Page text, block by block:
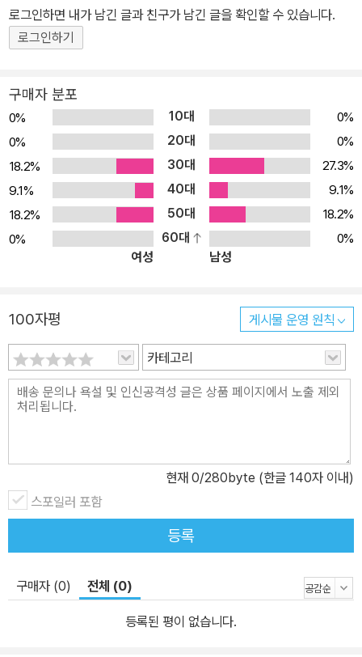
신약 전권이 전자책으로 출간되었다. BST는 “성경이 오늘 우리에게
말씀한다”(Bible Speaks Today)라는 그 이름처럼, 성경에 대한 신
실한 학문적 연구 결과들에 기초하여 오늘 우리의 삶을 향해 새롭게
춘 엄선된 저자들은 성경 본문에 충실히 귀 기울이면서도 그 본문이
지금 우리의 상황에서 어떤 의미를 지니는지를 구체적으로 제시한다.
출간 직후부터 최고의 강해 설교 자료이자 개인 및 그룹 성경 공부 자
료로 인정받아 많은 독자들의 사랑을 얻었으며, 성경 말씀을 배우고
가르치는 이들(목회자, 성경 공부 인도자, 청년부 리더), 성경 각 권을
깊이 있게 이해하고 삶에 적용하고자 하는 이들의 동반자가 되어 왔
다. “BST 시리즈는 성경 본문을 정확하게 해설하고, 그것을 현대 생
활에 관련시키며 읽기 쉽게 만든다는 세 가지 목적을 특징으로 하는
은 본문을 적용하기보다는 설명하려고 애쓰며, 하나의 문헌이기보다
는 참고서 역할을 하는 경향이 있기 때문이다. 그렇다고 해서 성경은
진지하게 다루지 않으면서 현대적이고 읽기 쉬운 것만을 목적으로 하
는 ‘설교’를 포함하고 있는 것은 아니다. 본 시리즈의 저자들은 모두,
하나님이 이미 말씀하신 것을 통해 지금도 말씀하고 계시며, 그리스
도인들의 건강한 삶과 성장을 위해서는 성령님이 태초에 주신 그러나
그 무엇보다도 중요하다는 확신을 가지고 있다.” - 시리즈 서문 중에
로그인하면 내가 남긴 글과 친구가 남긴 글을 확인할 수 있습니다.
로그인하기
구매자 분포
0% 10대
0%
0%
20대
0%
18.2%
30대
27.3%
9.1%
40대
9.1%
18.2%
50대
18.2%
0%
60대
0%
여성
남성
100자평 게시물 운영 원칙
카테고리
현재 0/280byte (한글 140자 이내)
스포일러 포함
등록
구매자 (0) 전체 (0)
등록된 평이 없습니다.